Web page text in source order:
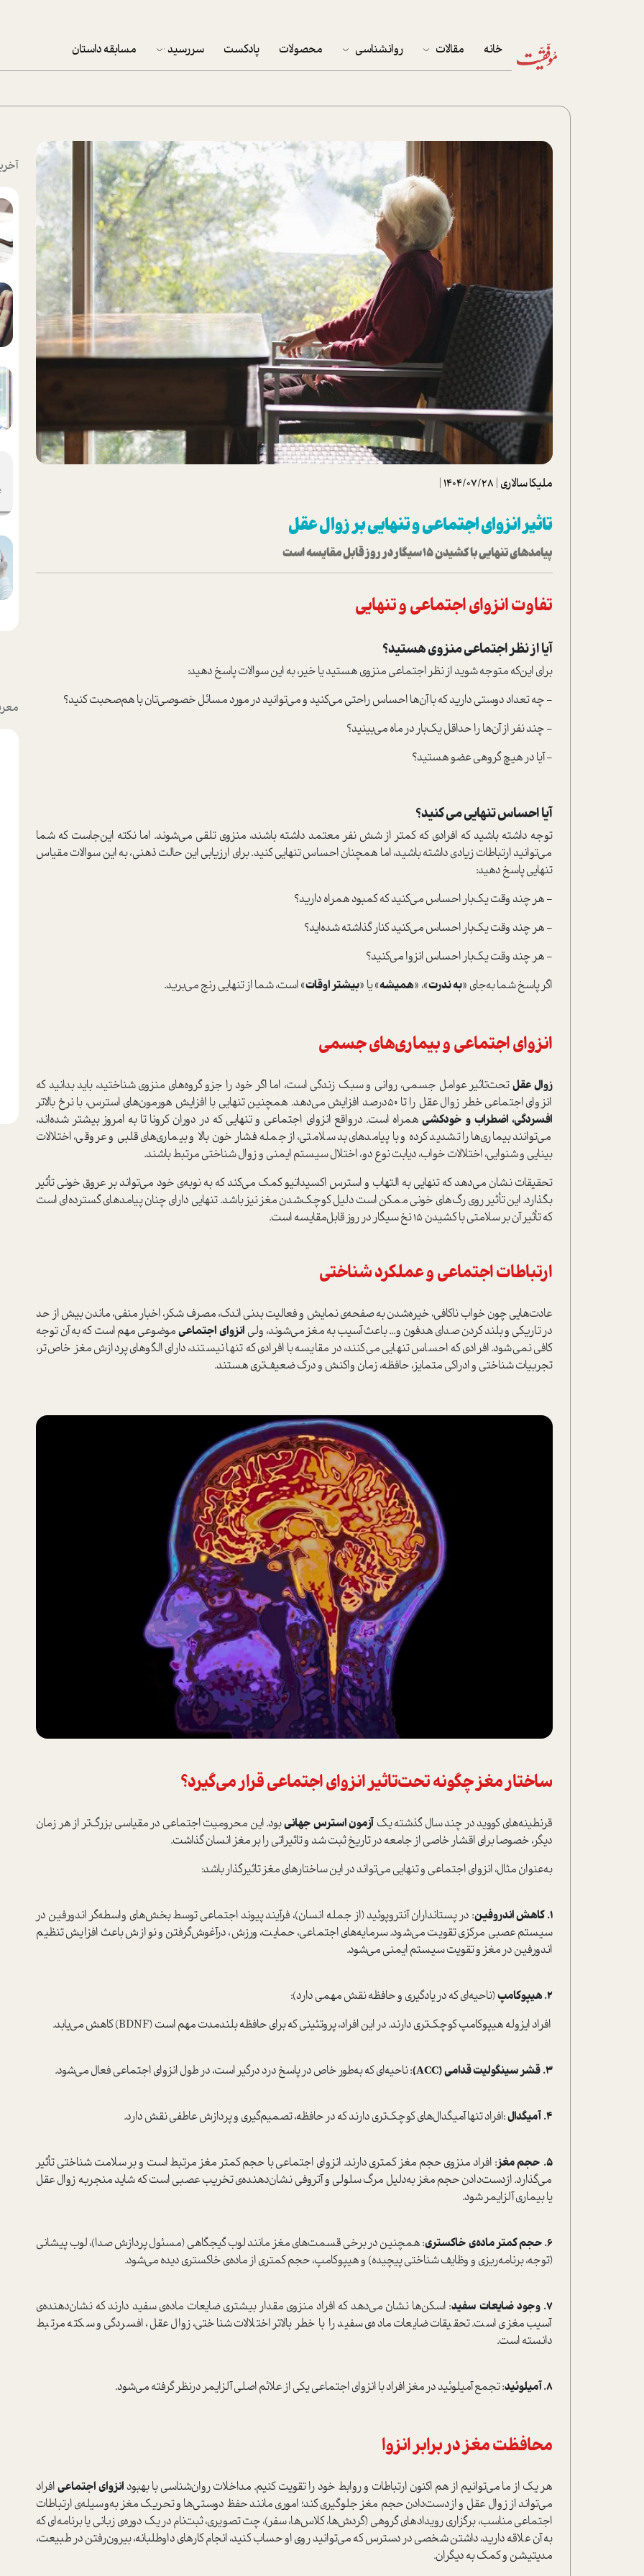
خانه مقالات
پرونده ویژه
زندگی
نوجوان
پلاس
شیوانا
داستان
روانشناسی محصولات پادکست سررسید
پکيج نوروزي موفقيت
تقویم رومیزی
تقویم دیواری
مسابقه داستان
ملیکا سالاری |
1404/07/28
|
تاثیر انزوای اجتماعی و تنهایی بر زوال عقل
پیامدهای تنهایی با کشیدن ۱۵ سیگار در روز قابل مقایسه است
تفاوت انزوای اجتماعی و تنهایی
آیا از نظر اجتماعی منزوی هستید؟
برای این‌که متوجه شوید از نظر اجتماعی منزوی هستید یا خیر، به این سوالات پاسخ دهید:
- چه تعداد دوستی دارید که با آن‌ها احساس راحتی می‌کنید و می‌توانید در مورد مسائل خصوصی‌تان با هم‌صحبت کنید؟
- چند نفر از آن‌ها را حداقل یک‌بار در ماه می‌بینید؟
- آیا در هیچ گروهی عضو هستید؟
آیا احساس تنهایی می کنید؟
توجه داشته باشید که افرادی که کمتر از شش نفر معتمد داشته باشند، منزوی تلقی می‌شوند. اما نکته این‌جا‌ست که شما
می‌توانید ارتباطات زیادی داشته باشید، اما همچنان احساس تنهایی کنید. برای ارزیابی این حالت ذهنی، به این سوالات مقیاس
تنهایی پاسخ دهید:
- هر چند وقت یک‌بار احساس می‌کنید که کمبود همراه دارید؟
- هر چند وقت یک‌بار احساس می‌کنید کنار گذاشته شده‌اید؟
- هر چند وقت یک‌بار احساس انزوا می‌کنید؟
اگر پاسخ شما به‌جای «به ندرت»، «همیشه» یا «بیشتر اوقات» ا‌ست، شما از تنهایی رنج می‌برید.
انزوای اجتماعی و بیماری‌های جسمی
زوال عقلتحت‌تاثیر عوامل جسمی، روانی و سبک زندگی ا‌ست، اما اگر خود را جزو گروه‌های منزوی شناختید، باید بدانید که
انزوای اجتماعی خطر زوال عقل را تا 50‌درصد افزایش می‌دهد. همچنین تنهایی با افزایش هورمون‌های ا‌سترس، با نرخ بالاتر
افسردگی، اضطراب و خودکشیهمراه ا‌ست. در‌واقع انزوای اجتماعی و تنهایی که در دوران کرونا تا به امروز بیشتر شده‌اند،
می‌توانند بیماری‌ها را تشدید کرده و با پیامدهای بد سلامتی، از جمله فشار خون بالا و بیماری‌های قلبی و عروقی، اختلالات
بینایی و‌ شنوایی، اختلالات خواب، دیابت نوع دو، اختلال سیستم ایمنی و زوال شناختی مرتبط باشند.
تحقیقات نشان می‌دهد که تنهایی به التهاب و ا‌سترس اکسیداتیو کمک می‌کند که به نوبه‌ی خود می‌تواند بر عروق خونی تأثیر
بگذارد. این تأثیر روی رگ‌های خونی ممکن ا‌ست دلیل کوچک‌شدن مغز نیز باشد. تنهایی دارای چنان پیامدهای گسترده‌ای ا‌ست
که تأثیر آن بر سلامتی با کشیدن 15 نخ سیگار در روز قابل‌مقایسه ا‌ست.
ارتباطات اجتماعی و عملکرد شناختی
عادت‌هایی چون خواب ناکافی، خیره‌شدن به صفحه‌ی نمایش و فعالیت بدنی اندک، مصرف شکر، اخبار منفی‌، ماندن بیش از حد
در تاریکی و بلند کردن صدای هدفون و... باعث آسیب به مغز می‌شوند، ولی انزوای اجتماعیموضوعی مهم ا‌ست که به آن توجه
کافی نمی‌شود. افرادی که احساس تنهایی می‌کنند، در مقایسه با افرادی که تنها نیستند، دارای الگوهای پردازش مغز خاص‌تر،
تجربیات شناختی و ادراکی متمایز، حافظه، زمان واکنش و درک ضعیف‌تری هستند‌.
ساختار مغز چگونه تحت‌تاثیر انزوای اجتماعی قرار می‌گیرد؟
قرنطینه‌های کووید در چند سال گذشته یک آزمون ا‌سترس جهانیبود. این محرومیت اجتماعی در مقیاسی بزرگ‌تر از هر زمان
دیگر، خصوصا برای اقشار خاصی از جامعه در تاریخ ثبت شد و تاثیراتی را بر مغز انسان گذاشت.
به‌عنوان مثال، انزوای اجتماعی و تنهایی می‌تواند در این ساختارهای مغز تاثیر‌گذار باشد:
1. کاهش اندروفین: در پستانداران آنتروپوئید (از جمله انسان)، فرآیند پیوند اجتماعی توسط بخش‌های واسطه‌گر اندورفین در
سیستم عصبی مرکزی تقویت می‌شود. سرمایه‌های اجتماعی، حمایت، ورزش، در‌آغوش‌گرفتن و نوازش باعث افزایش تنظیم
اندورفین در مغز و تقویت سیستم ایمنی می‌شود.
2. هیپوکامپ(ناحیه‌ای که در یادگیری و حافظه نقش مهمی دارد):
افراد ایزوله هیپوکامپ کوچک‌تری دارند. در این افراد، پروتئینی که برای حافظه بلند‌مدت مهم ا‌ست (BDNF) کاهش می‌یابد.
3. قشر سینگولیت قدامی(ACC) : ناحیه‌ای که به‌طور خاص در پاسخ درد درگیر ا‌ست، در طول انزوای اجتماعی فعال می‌شود.
4. آمیگدال:افراد تنها آمیگدال‌های کوچک‌تری دارند که در حافظه، تصمیم‌گیری و پردازش عاطفی نقش دارد.
5. حجم مغز: افراد منزوی حجم مغز کمتری دارند. انزوای اجتماعی با حجم کمتر مغز مرتبط ا‌ست و بر سلامت شناختی تأثیر
می‌گذارد. از‌دست‌دادن حجم مغز به‌دلیل مرگ سلولی و آتروفی نشان‌دهنده‌ی تخریب عصبی ا‌ست که شاید منجر‌به زوال عقل
یا بیماری آلزایمر شود.
6. ‌ حجم کمتر ماده‌ی خاکستری: همچنین در برخی قسمت‌های مغز مانند لوب گیجگاهی (مسئول پردازش صدا)، لوب پیشانی
(توجه، برنامه‌ریزی و وظایف شناختی پیچیده) و هیپوکامپ، حجم کمتری از ماده‌ی خاکستری دیده می‌شود.
7. وجود ضایعات سفید: اسکن‌ها نشان می‌دهد که افراد منزوی مقدار بیشتری ضایعات ماده‌ی سفید دارند که نشان‌دهنده‌ی
آسیب مغزی ا‌ست. تحقیقات ضایعات ماده‌ی سفید را با خطر بالاتر اختلالات شناختی، زوال عقل، افسردگی و سکته مرتبط
دانسته ا‌ست.
8. آمیلوئید: تجمع آمیلوئید در مغز افراد با انزوای اجتماعی یکی از علائم اصلی آلزایمر در‌نظر گرفته می‌شود.
محافظت مغز در برابر انزوا
هر یک از ما می‌توانیم از هم اکنون ارتباطات و روابط خود را تقویت کنیم. مداخلات روان‌شناسی با بهبود انزوای اجتماعیافراد
می‌تواند از زوال عقل و از‌دست‌دادن حجم مغز جلوگیری کند؛ اموری مانند حفظ دوستی‌ها و تحریک مغز به‌وسیله‌ی ارتباطات
اجتماعی مناسب، برگزاری رویدادهای گروهی (گردش‌ها، کلاس‌ها، سفر)، چت تصویری، ثبت‌نام در یک دوره‌ی زبانی یا برنامه‌ای که
به آن علاقه دارید، داشتن شخصی در دسترس که می‌توانید روی او حساب کنید، انجام کارهای داوطلبانه، بیرون‌رفتن در طبیعت،
مدیتیشن و کمک به دیگران.